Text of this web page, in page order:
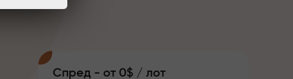
Спред - от 0$ / лот